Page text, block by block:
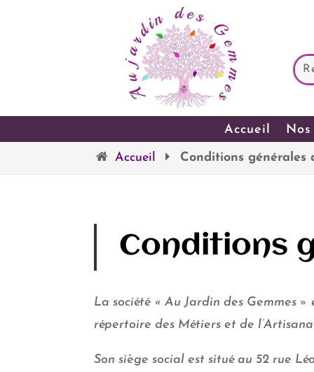
Accueil
Accueil Conditions générales
Conditions
La société « Au Jardin des Gemmes
répertoire des Métiers et de
Son siège social est situé au 52 rue